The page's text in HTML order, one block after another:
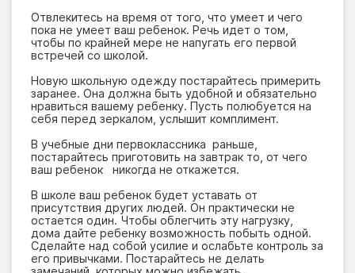
Отвлекитесь на время от того, что умеет и чего
пока не умеет ваш ребенок. Речь идет о том,
чтобы по крайней мере не напугать его первой
встречей со школой.
Новую школьную одежду постарайтесь примерить
заранее. Она должна быть удобной и обязательно
нравиться вашему ребенку. Пусть полюбуется на
себя перед зеркалом, услышит комплимент.
В учебные дни первоклассника раньше,
постарайтесь приготовить на завтрак то, от чего
ваш ребенок никогда не откажется.
В школе ваш ребенок будет уставать от
присутствия других людей. Он практически не
остается один. Чтобы облегчить эту нагрузку,
дома дайте ребенку возможность побыть одной.
Сделайте над собой усилие и ослабьте контроль за
его привычками. Постарайтесь не делать